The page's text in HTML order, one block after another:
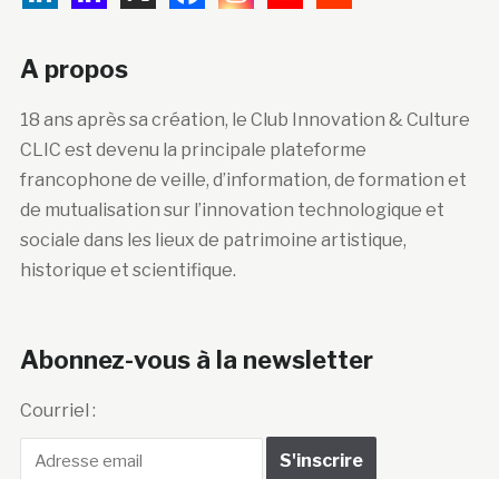
A propos
18 ans après sa création, le Club Innovation & Culture
CLIC est devenu la principale plateforme
francophone de veille, d’information, de formation et
de mutualisation sur l’innovation technologique et
sociale dans les lieux de patrimoine artistique,
historique et scientifique.
Abonnez-vous à la newsletter
Courriel :